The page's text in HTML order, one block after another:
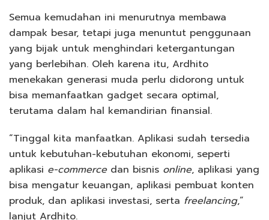
Semua kemudahan ini menurutnya membawa
dampak besar, tetapi juga menuntut penggunaan
yang bijak untuk menghindari ketergantungan
yang berlebihan. Oleh karena itu, Ardhito
menekakan generasi muda perlu didorong untuk
bisa memanfaatkan gadget secara optimal,
terutama dalam hal kemandirian finansial.
“Tinggal kita manfaatkan. Aplikasi sudah tersedia
untuk kebutuhan-kebutuhan ekonomi, seperti
aplikasi e-commerce dan bisnis online, aplikasi yang
bisa mengatur keuangan, aplikasi pembuat konten
produk, dan aplikasi investasi, serta freelancing,”
lanjut Ardhito.